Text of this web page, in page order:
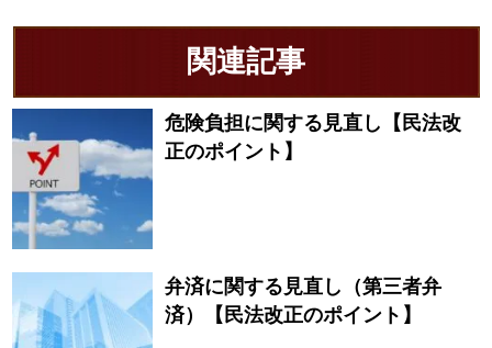
関連記事
危険負担に関する見直し【民法改
正のポイント】
弁済に関する見直し（第三者弁
済）【民法改正のポイント】